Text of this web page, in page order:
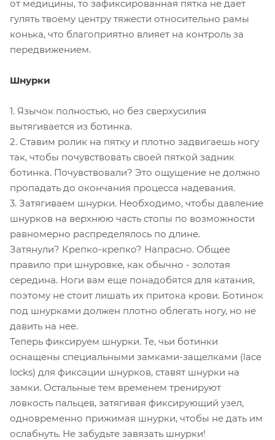
от медицины, то зафиксированная пятка не дает
гулять твоему центру тяжести относительно рамы
конька, что благоприятно влияет на контроль за
передвижением.
Шнурки
1. Язычок полностью, но без сверхусилия
вытягивается из ботинка.
2. Ставим ролик на пятку и плотно задвигаешь ногу
так, чтобы почувствовать своей пяткой задник
ботинка. Почувствовали? Это ощущение не должно
пропадать до окончания процесса надевания.
3. Затягиваем шнурки. Необходимо, чтобы давление
шнурков на верхнюю часть стопы по возможности
равномерно распределялось по длине.
Затянули? Крепко-крепко? Напрасно. Общее
правило при шнуровке, как обычно - золотая
середина. Ноги вам еще понадобятся для катания,
поэтому не стоит лишать их притока крови. Ботинок
под шнурками должен плотно облегать ногу, но не
давить на нее.
Теперь фиксируем шнурки. Те, чьи ботинки
оснащены специальными замками-защелками (lace
locks) для фиксации шнурков, ставят шнурки на
замки. Остальные тем временем тренируют
ловкость пальцев, затягивая фиксирующий узел,
одновременно прижимая шнурки, чтобы не дать им
ослабнуть. Не забудьте завязать шнурки!